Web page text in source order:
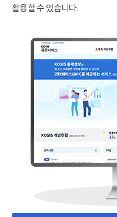
활용할 수 있습니다.